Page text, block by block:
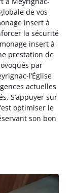
de vos
insert à
la sécurité
insert à
prestation de
par
l’Église
actuelles
S’appuyer sur
optimiser le
son bon